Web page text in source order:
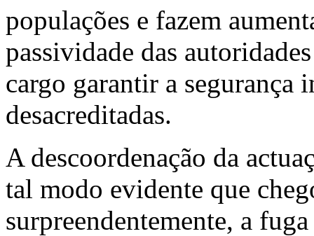
populações e fazem
passividade das
cargo garantir a segurança
desacreditadas.
A descoordenação da
tal modo evidente que
surpreendentemente, a